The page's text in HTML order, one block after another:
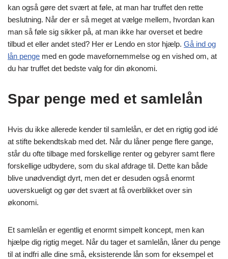
kan også gøre det svært at føle, at man har truffet den rette
beslutning. Når der er så meget at vælge mellem, hvordan kan
man så føle sig sikker på, at man ikke har overset et bedre
tilbud et eller andet sted? Her er Lendo en stor hjælp. Gå ind og
lån penge med en gode mavefornemmelse og en vished om, at
du har truffet det bedste valg for din økonomi.
Spar penge med et samlelån
Hvis du ikke allerede kender til samlelån, er det en rigtig god idé
at stifte bekendtskab med det. Når du låner penge flere gange,
står du ofte tilbage med forskellige renter og gebyrer samt flere
forskellige udbydere, som du skal afdrage til. Dette kan både
blive unødvendigt dyrt, men det er desuden også enormt
uoverskueligt og gør det svært at få overblikket over sin
økonomi.
Et samlelån er egentlig et enormt simpelt koncept, men kan
hjælpe dig rigtig meget. Når du tager et samlelån, låner du penge
til at indfri alle dine små, eksisterende lån som for eksempel et